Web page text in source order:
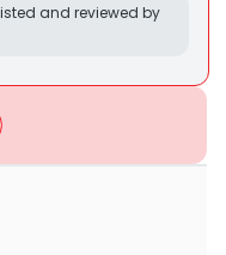
and reviewed by